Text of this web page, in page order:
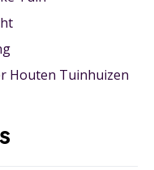
Houten Tuinhuizen